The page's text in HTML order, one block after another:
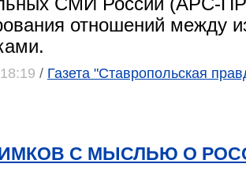
отношений между
/ Газета "Ставропольская
С МЫСЛЬЮ О